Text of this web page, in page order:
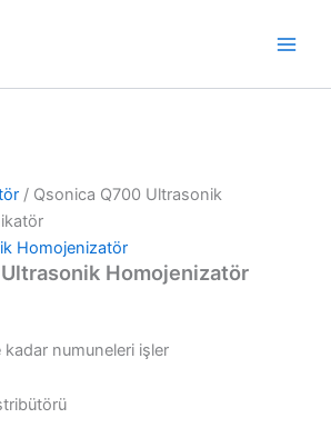
/ Qsonica Q700 Ultrasonik
Homojenizatör
Homojenizatör
kadar numuneleri işler